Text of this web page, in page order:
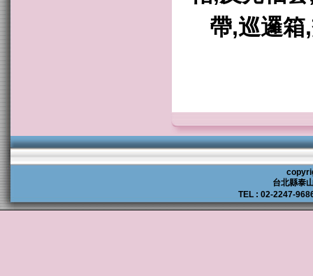
帶,巡邏箱
台北縣泰
TEL : 02-2247-